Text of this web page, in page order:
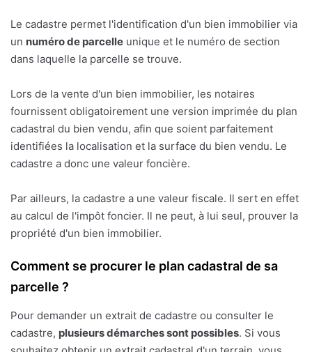
Le cadastre permet l'identification d'un bien immobilier via
un numéro de parcelle unique et le numéro de section
dans laquelle la parcelle se trouve.
Lors de la vente d'un bien immobilier, les notaires
fournissent obligatoirement une version imprimée du plan
cadastral du bien vendu, afin que soient parfaitement
identifiées la localisation et la surface du bien vendu. Le
cadastre a donc une valeur foncière.
Par ailleurs, la cadastre a une valeur fiscale. Il sert en effet
au calcul de l'impôt foncier. Il ne peut, à lui seul, prouver la
propriété d'un bien immobilier.
Comment se procurer le plan cadastral de sa
parcelle ?
Pour demander un extrait de cadastre ou consulter le
cadastre, plusieurs démarches sont possibles. Si vous